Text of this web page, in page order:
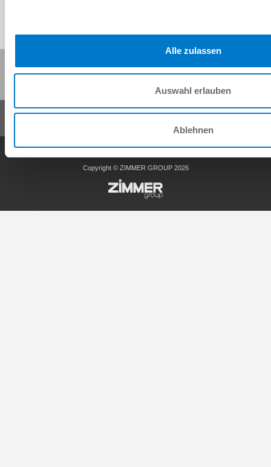
Alle zulassen
Auswahl erlauben
Ablehnen
AGB Datenschutz Impressum Kontakt
Copyright © ZIMMER GROUP 2026